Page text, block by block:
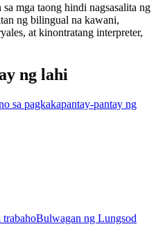
mga taong hindi nagsasalita ng
ng bilingual na kawani,
at kinontratang interpreter,
ng lahi
sa pagkakapantay-pantay ng
trabahoBulwagan ng Lungsod